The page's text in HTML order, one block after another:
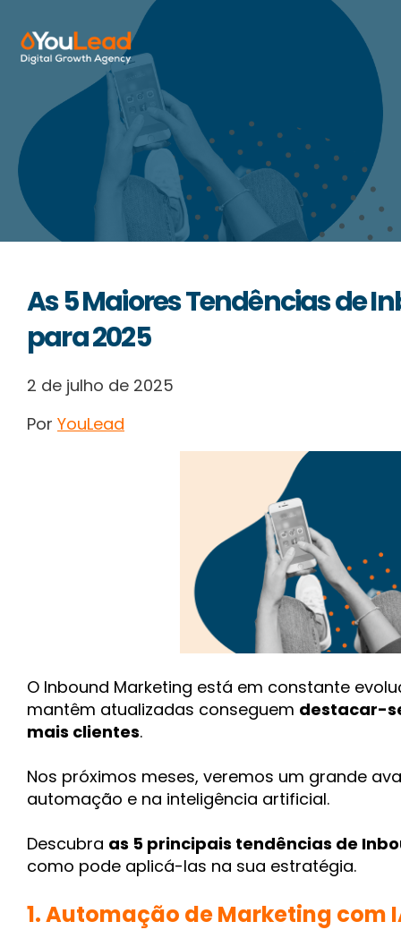
Serviços
HubSpot
Contactos
As 5 Maiores Tendências de
para 2025
2 de julho de 2025
Por YouLead
O Inbound Marketing está em constante
mantêm atualizadas conseguem destacar-
mais clientes.
Nos próximos meses, veremos um grande
automação e na inteligência artificial.
Descubra as 5 principais tendências de
como pode aplicá-las na sua estratégia.
1. Automação de Marketing com